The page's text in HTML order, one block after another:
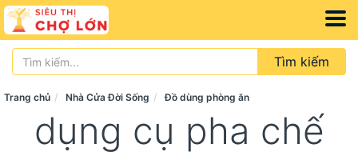
Tìm kiếm
Trang chủ Nhà Cửa Đời Sống Đồ dùng phòng ăn
dụng cụ pha chế